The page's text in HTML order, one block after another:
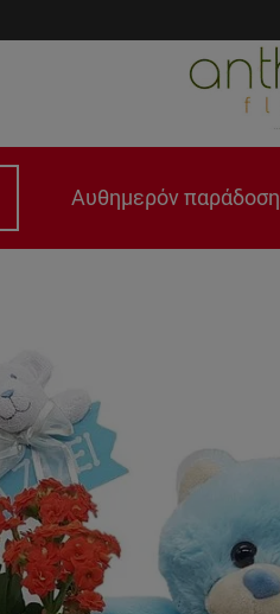
Αυθημερόν παράδοση